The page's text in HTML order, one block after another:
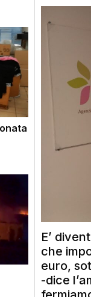
E’
che
euro,
-dice